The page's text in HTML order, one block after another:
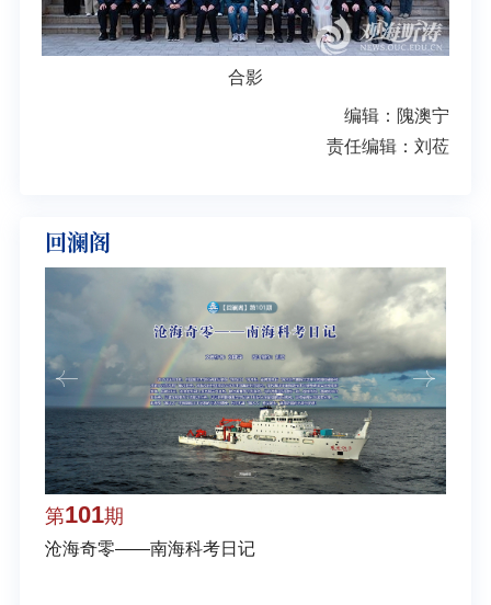
合影
编辑：隗澳宁
责任编辑：刘莅
回澜阁
第101期
沧海奇零——南海科考日记